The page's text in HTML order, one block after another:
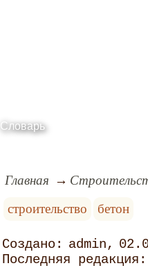
Словарь
Главная
строительство
бетон
admin